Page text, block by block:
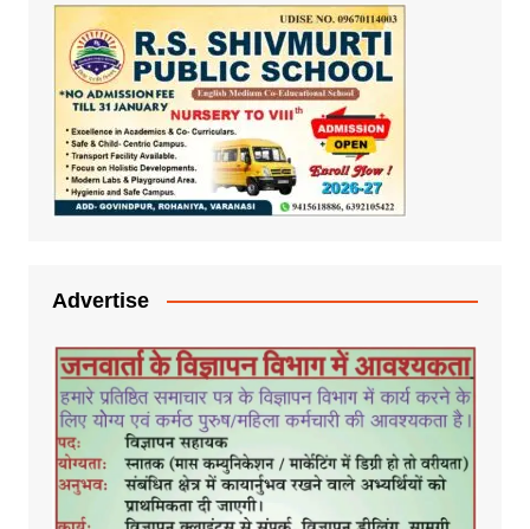
Advertise